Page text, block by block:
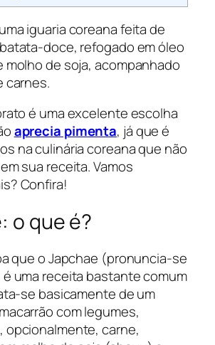
iguaria coreana feita de
doce, refogado em óleo
molho de soja, acompanhado
carnes.
é uma excelente escolha
aprecia pimenta, já que é
na culinária coreana que não
sua receita. Vamos
Confira!
o que é?
que o Japchae (pronuncia-se
é uma receita bastante comum
se basicamente de um
com legumes,
opcionalmente, carne,